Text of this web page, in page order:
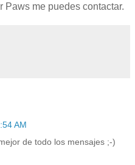
Paws me puedes contactar.
AM
de todo los mensajes ;-)